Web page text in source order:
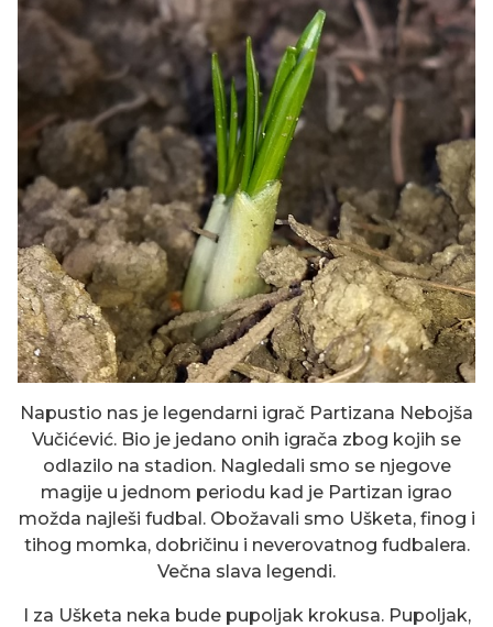
Napustio nas je legendarni igrač Partizana Nebojša
Vučićević. Bio je jedano onih igrača zbog kojih se
odlazilo na stadion. Nagledali smo se njegove
magije u jednom periodu kad je Partizan igrao
možda najleši fudbal. Obožavali smo Ušketa, finog i
tihog momka, dobričinu i neverovatnog fudbalera.
Večna slava legendi.
I za Ušketa neka bude pupoljak krokusa. Pupoljak,